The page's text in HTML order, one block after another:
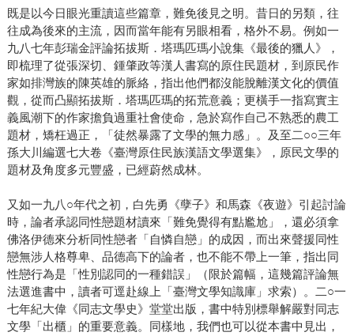
既是以今日眼光重讀這些篇章，難免後見之明。昔日的另類，往
往成為後來的主流，因而當年能有另眼相看，格外不易。例如一
九八七年彭瑞金評論拓拔斯．塔瑪匹瑪小說集《最後的獵人》，
即梳理了從張深切、鍾肇政等漢人書寫的原住民題材，到原民作
家如排灣族的陳英雄的脈絡，指出他們都沒能脫離漢文化的價值
觀，從而凸顯拓拔斯．塔瑪匹瑪的拓荒意義；更橫手一指寫實主
義風潮下的作家擔負過重社會使命，急於寫作自己不熟悉的農工
題材，矯枉過正，「徒然暴露了文學的無力感」。及至二○○三年
孫大川編選七大卷《臺灣原住民族漢語文學選集》，原民文學的
題材及角度多元豐盛，已經蔚然成林。
又如一九八○年代之初，白先勇《孽子》和馬森《夜遊》引起討論
時，論者承認同性戀題材讀來「難免覺得有點尷尬」，還必須拿
佛洛伊德來分析同性戀者「自憐自戀」的成因，而出來聲援同性
戀無涉人格尊卑、品德高下的論者，也不能不帶上一筆，指出同
性戀行為是「性別認同的一種錯誤」（限於篇幅，這幾篇評論無
法選進書中，讀者可逕赴線上「臺灣文學知識庫」求索）。二○一
七年紀大偉《同志文學史》堂堂出版，書中特別標舉解嚴對同志
文學「出櫃」的重要意義。同樣地，我們也可以從本書中見出，